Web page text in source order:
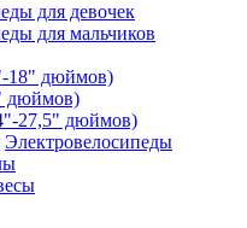
для девочек
для мальчиков
18" дюймов)
дюймов)
27,5" дюймов)
Электровелосипеды